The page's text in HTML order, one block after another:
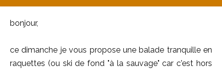
bonjour,
ce dimanche je vous propose une balade tranquille en
raquettes (ou ski de fond "à la sauvage" car c'est hors